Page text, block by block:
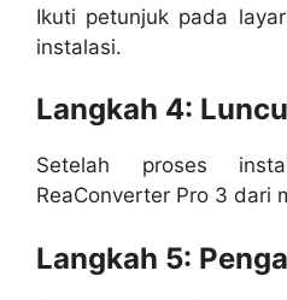
Ikuti petunjuk pada
instalasi.
Langkah 4:
Setelah proses
ReaConverter Pro 3 dari
Langkah 5: